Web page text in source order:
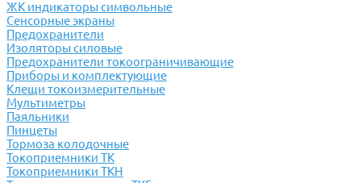
ЖК индикаторы символьные
Сенсорные экраны
Предохранители
Изоляторы силовые
Предохранители токоограничивающие
Приборы и комплектующие
Клещи токоизмерительные
Мультиметры
Паяльники
Пинцеты
Тормоза колодочные
Токоприемники ТК
Токоприемники ТКН